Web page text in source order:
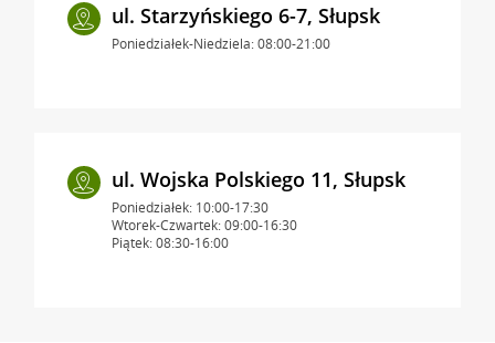
ul. Starzyńskiego 6-7, Słupsk
Poniedziałek-Niedziela: 08:00-21:00
ul. Wojska Polskiego 11, Słupsk
Poniedziałek: 10:00-17:30
Wtorek-Czwartek: 09:00-16:30
Piątek: 08:30-16:00